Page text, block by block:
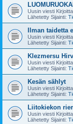
Uusin viesti
Lähetetty Sijainti:
Ilman taidetta
Uusin viesti
Lähetetty Sijainti:
Klezmersu
Uusin viesti
Lähetetty Sijainti:
Kesän sählyt
Uusin viesti
Lähetetty Sijainti:
Liitokiekon
Uusin viesti
Lähetetty Sijainti: